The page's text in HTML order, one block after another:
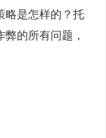
略是怎样的？托
的所有问题，